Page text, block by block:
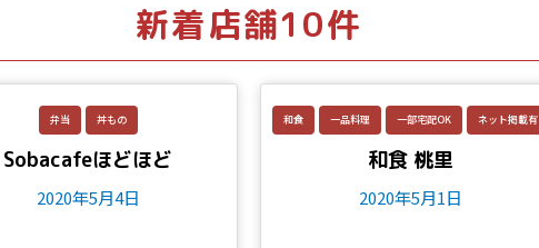
新着店舗10件
弁当 丼もの
Sobacafeほどほど
2020年5月4日
和食 一品料理 一部宅配OK ネット掲載有
和食 桃里
2020年5月1日